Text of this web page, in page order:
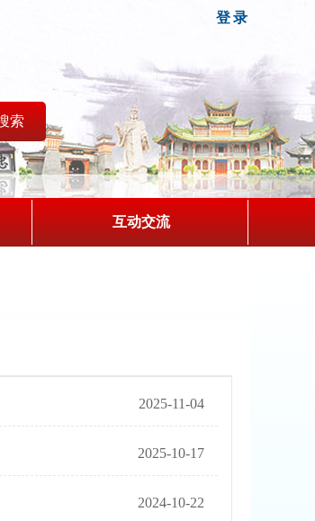
登录
互动交流
2025-11-04
2025-10-17
2024-10-22